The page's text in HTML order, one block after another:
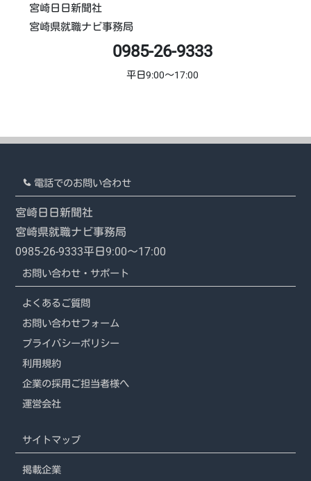
宮崎日日新聞社
宮崎県就職ナビ事務局
0985-26-9333
平日9:00～17:00
電話でのお問い合わせ
宮崎日日新聞社
宮崎県就職ナビ事務局
0985-26-9333平日9:00～17:00
お問い合わせ・サポート
よくあるご質問
お問い合わせフォーム
プライバシーポリシー
利用規約
企業の採用ご担当者様へ
運営会社
サイトマップ
掲載企業